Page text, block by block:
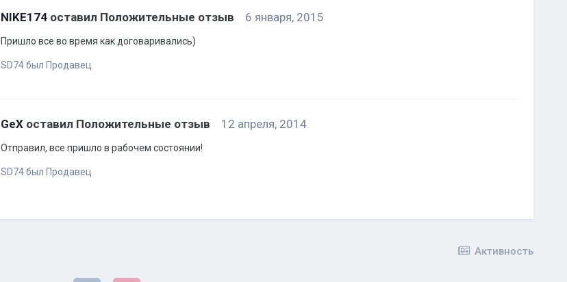
NIKE174оставил Положительные отзыв 6 января, 2015
Пришло все во время как договаривались)
SD74 был Продавец
GeXоставил Положительные отзыв 12 апреля, 2014
Отправил, все пришло в рабочем состоянии!
SD74 был Продавец
Активность